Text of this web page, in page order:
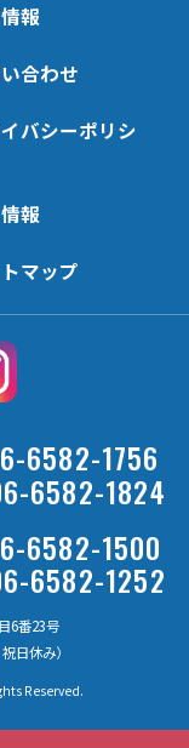
報
合わせ
バシーポリシ
報
マップ
6582-1756
6582-1824
6582-1500
6582-1252
6番23号
日休み）
Reserved.